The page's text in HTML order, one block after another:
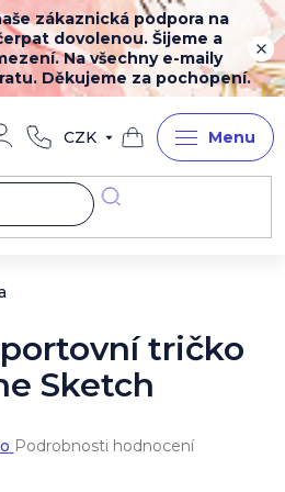
zákaznická podpora na
dovolenou. Šijeme a
Na všechny e-maily
Děkujeme za pochopení.
CZK
Nákupní
košík
tričko
Sketch
Podrobnosti hodnocení